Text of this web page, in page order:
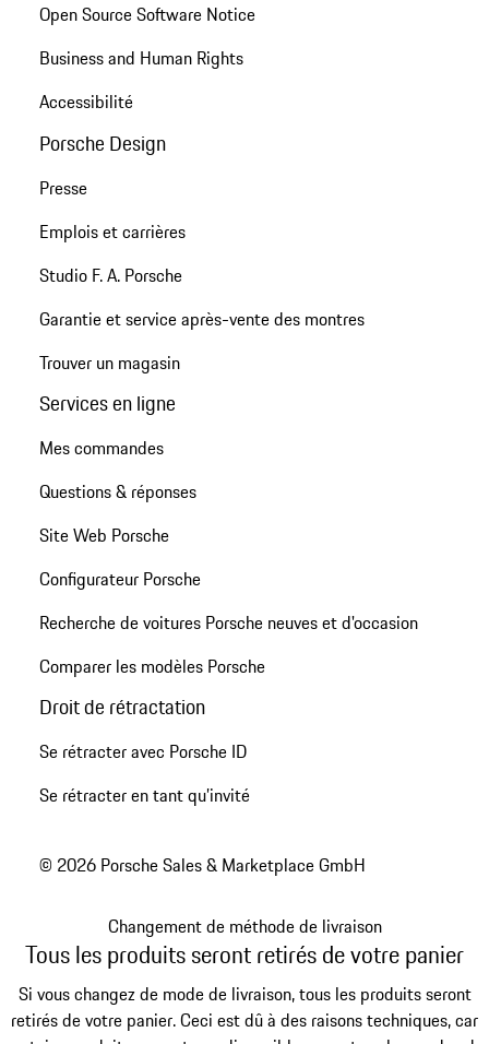
Open Source Software Notice
Business and Human Rights
Accessibilité
Porsche Design
Presse
Emplois et carrières
Studio F. A. Porsche
Garantie et service après-vente des montres
Trouver un magasin
Services en ligne
Mes commandes
Questions & réponses
Site Web Porsche
Configurateur Porsche
Recherche de voitures Porsche neuves et d'occasion
Comparer les modèles Porsche
Droit de rétractation
Se rétracter avec Porsche ID
Se rétracter en tant qu’invité
© 2026 Porsche Sales & Marketplace GmbH
Changement de méthode de livraison
Tous les produits seront retirés de votre panier
Si vous changez de mode de livraison, tous les produits seront
retirés de votre panier. Ceci est dû à des raisons techniques, car